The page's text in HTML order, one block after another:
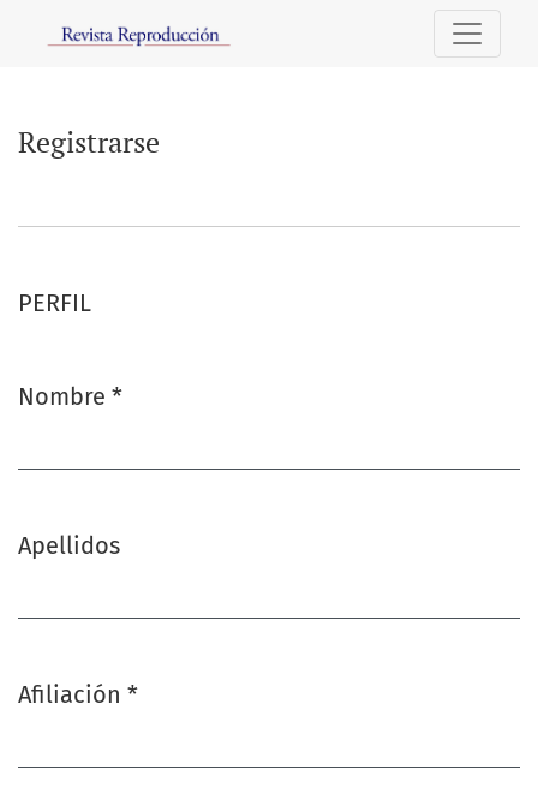
Registrarse
PERFIL
Nombre *
Apellidos
Afiliación *